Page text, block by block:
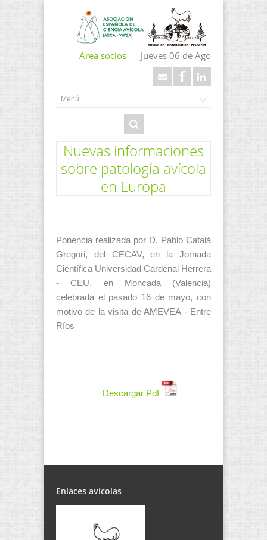
Área socios Jueves 06 de Ago
Nuevas informaciones
sobre patología avícola
en Europa
Ponencia realizada por D. Pablo Catalá
Gregori, del CECAV, en la Jornada
Científica Universidad Cardenal Herrera
- CEU, en Moncada (Valencia)
celebrada el pasado 16 de mayo, con
motivo de la visita de AMEVEA - Entre
Ríos
Descargar Pdf
Enlaces avícolas